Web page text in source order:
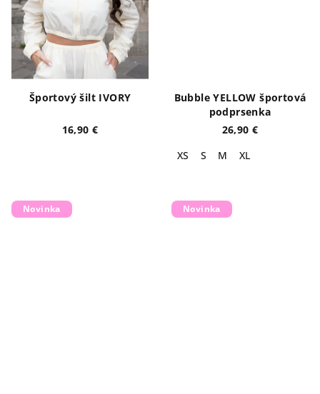
Športový šilt IVORY
16,90 €
Bubble YELLOW športová
podprsenka
26,90 €
XS
S M XL
Novinka Novinka